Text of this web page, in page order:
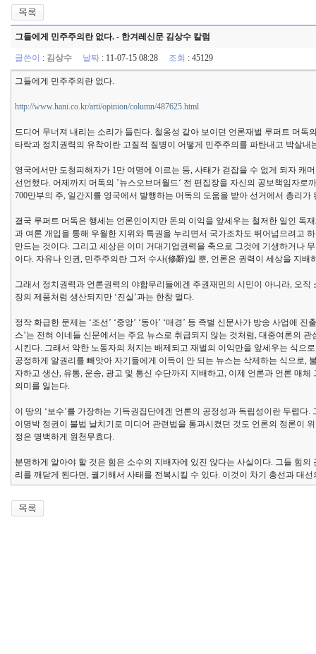
그들에게 민주주의란 없다. - 한겨레신문 김상수 칼럼
글쓴이 : 김상수 날짜 : 11-07-15 08:28 조회 : 45129
그들에게 민주주의란 없다.
http://www.hani.co.kr/arti/opinion/column/487625.html
드디어 무너져 내리는 소리가 들린다. 철옹성 같아 보이던 언론재벌 루퍼트 머
타락과 정치권력의 유착이란 고질적 질병이 어떻게 민주주의를 파탄내고 박살내
영국에서만 도청피해자가 1만 여명에 이르는 등, 사태가 걷잡을 수 없게 되자 캐
선언했다. 어제까지 머독의 ’뉴스오브더월드‘ 전 편집장을 자신의 공보책임자
700만부의 주, 일간지를 영국에서 발행하는 머독의 도움을 받아 선거에서 총리
결국 루퍼트 머독은 행세는 언론인이지만 돈의 이익을 앞세우는 철저한 일인 독
과 여론 개입을 통해 우월한 지위와 특권을 누리면서 국가조차도 뛰어넘으려고
만드는 것이다. 그리고 세상은 이미 거대기업권력을 축으로 그것에 기생하거나
이다. 자유나 인권, 민주주의란 그저 수사(修辭)일 뿐, 언론은 권력이 세상을 지
그래서 정치권력과 언론권력의 야합무리들에겐 주권재민의 시민이 아니라, 오
장의 제품처럼 생산되지만 ‘진실’과는 한참 멀다.
정작 화급한 문제는 ‘조선’ ‘중앙’ ‘동아’ ‘매경’ 등 족벌 신문사가 방송 사업에
스’는 전혀 이네들 신문에서는 주요 뉴스로 취급되지 않는 것처럼, 대중여론의
시킨다. 그래서 약한 노동자의 처지는 배제되고 재벌의 이익만을 앞세우는 식으
공정하게 알권리를 빼앗아 자기들에게 이득이 안 되는 뉴스는 삭제하는 식으로,
자하고 생산, 유통, 운송, 광고 및 통신 수단까지 지배하고, 이제 언론과 언론 매
의미를 잃는다.
이 땅의 ‘보수’를 가장하는 기득권집단에겐 언론의 공정성과 독립성이란 두렵다
이명박 정권이 불법 날치기로 미디어 관련법을 통과시켰던 것도 언론의 정론이
정은 명백하게 원천무효다.
분명하게 알아야 할 것은 힘은 소수의 지배자에 있진 않다는 사실이다. 그들 힘
리를 깨닫게 된다면, 궐기해서 사태를 전복시킬 수 있다. 이것이 차기 총선과 대